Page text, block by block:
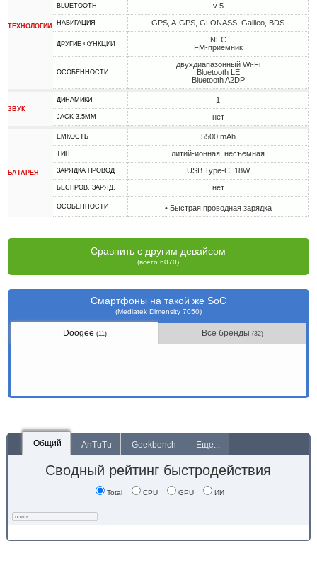
ТЕХНОЛОГИИ
BLUETOOTH v 5
НАВИГАЦИЯ GPS, A-GPS, GLONASS, Galileo, BDS
ДРУГИЕ ФУНКЦИИ
NFC
FM-приемник
ОСОБЕННОСТИ
двухдиапазонный Wi-Fi
Bluetooth LE
Bluetooth A2DP
ЗВУК
ДИНАМИКИ 1
JACK 3.5MM нет
БАТАРЕЯ
ЕМКОСТЬ 5500 mAh
ТИП литий-ионная, несъемная
ЗАРЯДКА ПРОВОД USB Type-C, 18W
БЕСПРОВ. ЗАРЯД. нет
ОСОБЕННОСТИ • Быстрая проводная зарядка
Сравнить с другим девайсом
(всего 6070)
Смартфоны на такой же SoC
(Mediatek Dimensity 7050)
Doogee(11) Все бренды(32)
Общий AnTuTu Geekbench Еще...
Сводный рейтинг быстродействия
Total CPU GPU ИИ